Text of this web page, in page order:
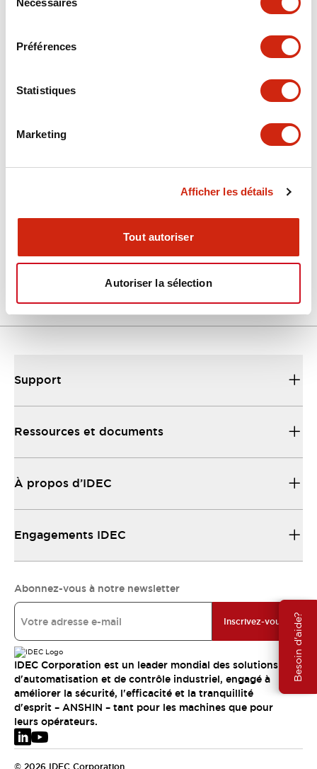
Préférences
Statistiques
Marketing
Afficher les détails
Tout autoriser
Autoriser la sélection
Besoin d'aide?
Mechanical Specifications
Documents et fichiers
Approbations
GT5Y/GT5P Miniature Timers Catalog
24/09/2025.PDF357.10KB
Support
Ressources et documents
À propos d’IDEC
Engagements IDEC
Abonnez-vous à notre newsletter
Inscrivez-vous
IDEC Corporation est un leader mondial des solutions
d'automatisation et de contrôle industriel, engagé à
améliorer la sécurité, l'efficacité et la tranquillité
d'esprit – ANSHIN – tant pour les machines que pour
leurs opérateurs.